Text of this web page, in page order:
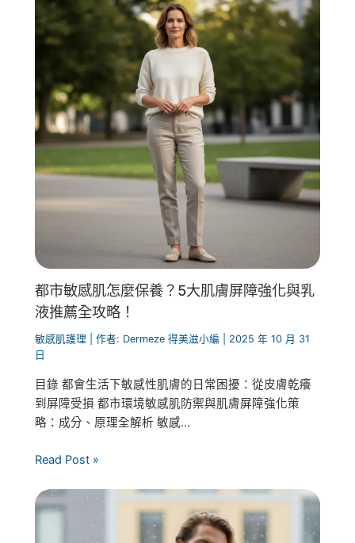
都市敏感肌怎麼保養？5大肌膚屏障強化與乳
液推薦全攻略！
敏感肌護理 | 作者: Dermeze 得美滋小編
2025 年 10 月 31
日
目錄 都會生活下敏感性肌膚的日常困擾：從皮膚乾癢
到屏障受損 都市環境敏感肌防禦與肌膚屏障強化策
略：成分、原理全解析 敏感...
Read Post »